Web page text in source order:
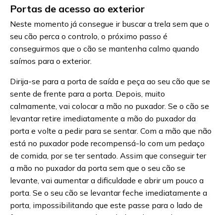
Portas de acesso ao exterior
Neste momento já consegue ir buscar a trela sem que o
seu cão perca o controlo, o próximo passo é
conseguirmos que o cão se mantenha calmo quando
saímos para o exterior.
Dirija-se para a porta de saída e peça ao seu cão que se
sente de frente para a porta. Depois, muito
calmamente, vai colocar a mão no puxador. Se o cão se
levantar retire imediatamente a mão do puxador da
porta e volte a pedir para se sentar. Com a mão que não
está no puxador pode recompensá-lo com um pedaço
de comida, por se ter sentado. Assim que conseguir ter
a mão no puxador da porta sem que o seu cão se
levante, vai aumentar a dificuldade e abrir um pouco a
porta. Se o seu cão se levantar feche imediatamente a
porta, impossibilitando que este passe para o lado de